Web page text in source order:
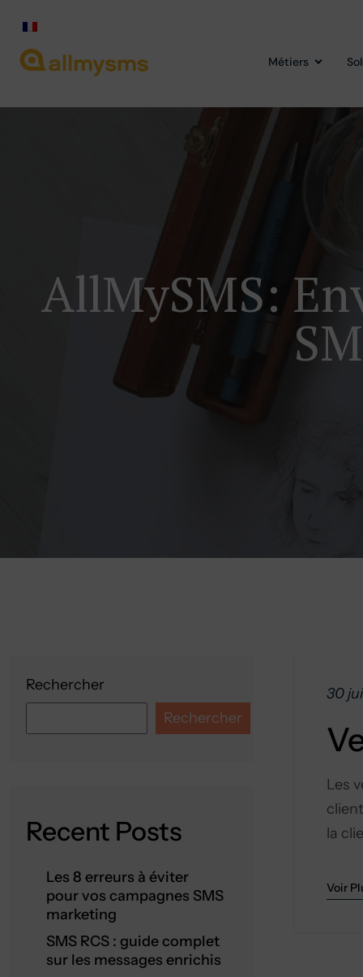
Métiers
AllMySMS:
Rechercher
Rechercher
Recent Posts
Les 8 erreurs à éviter
pour vos campagnes SMS
marketing
SMS RCS : guide complet
sur les messages enrichis
30
Les
la
Voir